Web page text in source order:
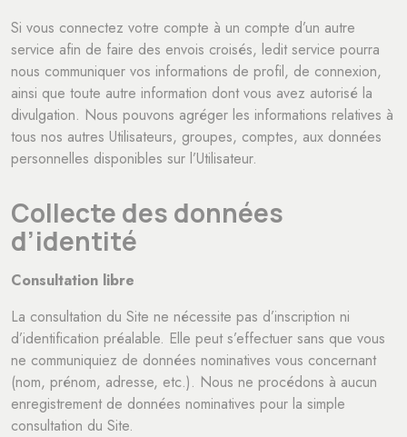
Si vous connectez votre compte à un compte d’un autre
service afin de faire des envois croisés, ledit service pourra
nous communiquer vos informations de profil, de connexion,
ainsi que toute autre information dont vous avez autorisé la
divulgation. Nous pouvons agréger les informations relatives à
tous nos autres Utilisateurs, groupes, comptes, aux données
personnelles disponibles sur l’Utilisateur.
Collecte des données
d’identité
Consultation libre
La consultation du Site ne nécessite pas d’inscription ni
d’identification préalable. Elle peut s’effectuer sans que vous
ne communiquiez de données nominatives vous concernant
(nom, prénom, adresse, etc.). Nous ne procédons à aucun
enregistrement de données nominatives pour la simple
consultation du Site.